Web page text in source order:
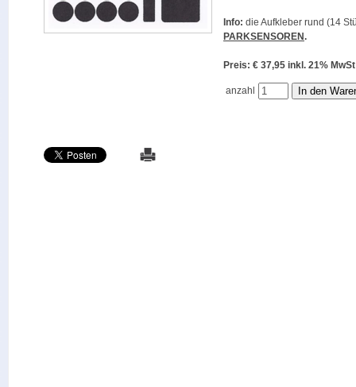
Info: die Aufkleber rund (14
PARKSENSOREN.
Preis: € 37,95 inkl. 21%
anzahl